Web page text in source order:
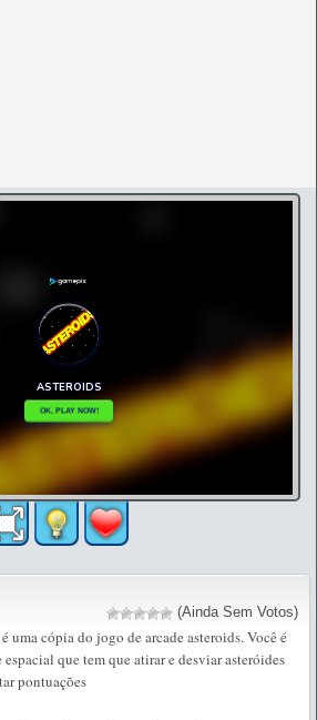
(Ainda Sem Votos)
uma cópia do jogo de arcade asteroids. Você é
espacial que tem que atirar e desviar asteróides
pontuações